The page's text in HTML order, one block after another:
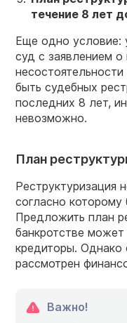
течение 8 лет
Еще одно условие:
суд с заявлением о
быть судебных
последних 8 лет,
невозможно.
План
Реструктуризация
согласно
Предложить план
банкротстве
кредиторы. Однако
рассмотрен
Важно!